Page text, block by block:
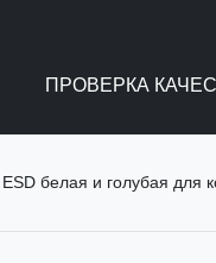
ПРОВЕРКА
белая и голубая для